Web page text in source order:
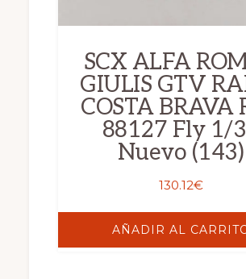
SCX ALFA
GIULIS GTV
COSTA BRAVA
88127 Fly 1/
Nuevo (143)
130.12€
AÑADIR AL